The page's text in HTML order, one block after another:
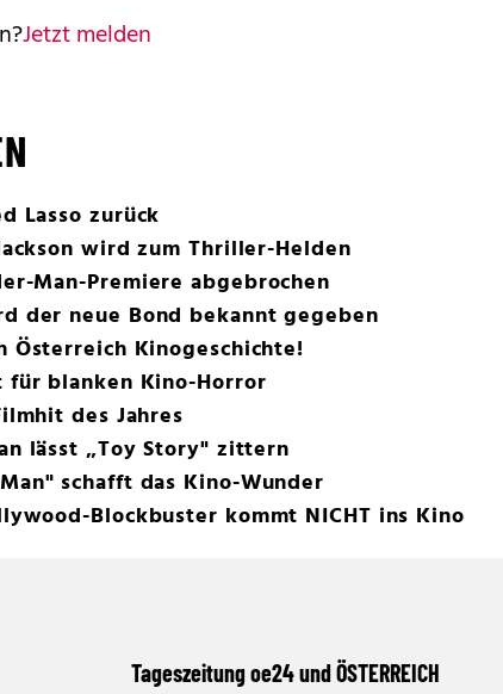
Jetzt melden
Lasso zurück
wird zum Thriller-Helden
Man-Premiere abgebrochen
der neue Bond bekannt gegeben
Österreich Kinogeschichte!
für blanken Kino-Horror
des Jahres
lässt „Toy Story" zittern
schafft das Kino-Wunder
Blockbuster kommt NICHT ins Kino
Tageszeitung oe24 und ÖSTERREICH